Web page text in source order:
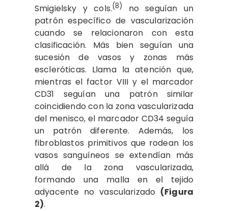
Smigielsky y cols.(8)
no seguían un
patrón específico de vascularización
cuando se relacionaron con esta
clasificación. Más bien seguían una
sucesión de vasos y zonas más
escleróticas. Llama la atención que,
mientras el factor VIII y el marcador
CD31 seguían una patrón similar
coincidiendo con la zona vascularizada
del menisco, el marcador CD34 seguía
un patrón diferente. Además, los
fibroblastos primitivos que rodean los
vasos sanguíneos se extendían más
allá de la zona vascularizada,
formando una malla en el tejido
adyacente no vascularizado (Figura
2).